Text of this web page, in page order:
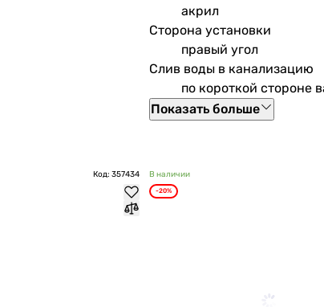
акрил
Сторона установки
правый угол
Слив воды в канализацию
по короткой стороне
Показать больше
Код: 357434 В наличии
-20%